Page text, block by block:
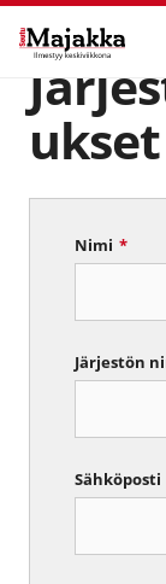
ukset
Nimi *
Järjestön
Sähköposti